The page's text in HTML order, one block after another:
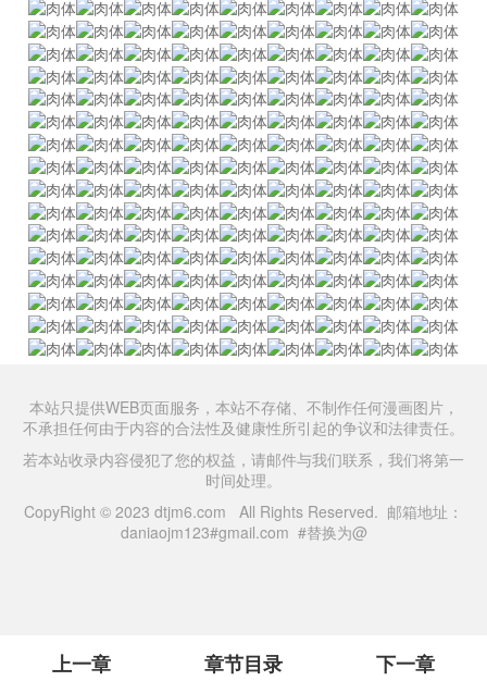
上一章 章节目录 下一章
本站只提供WEB页面服务，本站不存储、不制作任何漫画图片，
不承担任何由于内容的合法性及健康性所引起的争议和法律责任。
若本站收录内容侵犯了您的权益，请邮件与我们联系，我们将第一
时间处理。
CopyRight © 2023 dtjm6.com All Rights Reserved. 邮箱地址：
daniaojm123#gmail.com #替换为@